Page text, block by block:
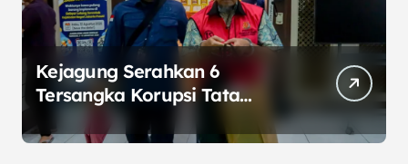
Kejagung Serahkan 6
Tersangka Korupsi Tata
Kelola Minyak ke Penuntut
Umum